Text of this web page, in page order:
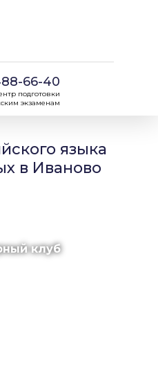
66-40
подготовки
экзаменам
языка
в Иваново
клуб